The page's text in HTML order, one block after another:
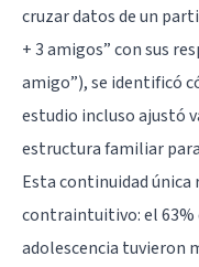
cruzar datos de un
+ 3 amigos” con sus
amigo”), se identificó
estudio incluso ajustó
estructura familiar
Esta continuidad
contraintuitivo: el 63%
adolescencia tuvieron